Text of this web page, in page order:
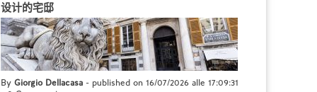
设计的宅邸
By Giorgio Dellacasa - published on 16/07/2026 alle 17:09:31